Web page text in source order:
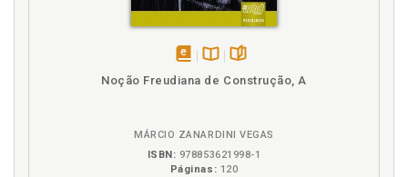
Noção Freudiana de Construção, A
MÁRCIO ZANARDINI VEGAS
ISBN: 978853621998-1
Páginas: 120